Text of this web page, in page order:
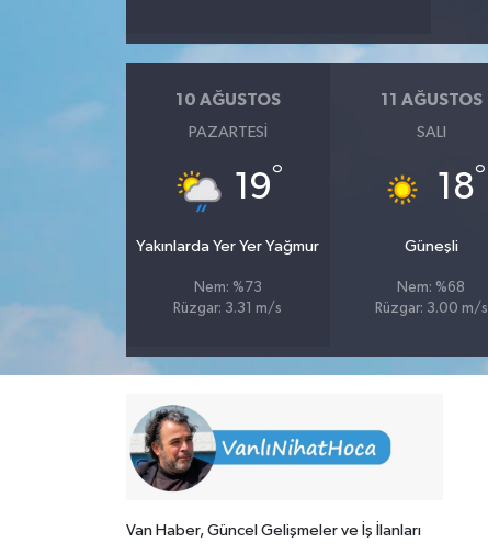
10 AĞUSTOS
PAZARTESI
19°
Yakınlarda Yer Yer Yağmur
Nem: %73
Rüzgar: 3.31 m/s
11 AĞUSTOS
SALI
18°
Güneşli
Nem: %68
Rüzgar: 3.00 m/s
Van Haber, Güncel Gelişmeler ve İş İlanları